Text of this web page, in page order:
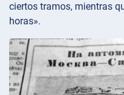
ciertos tramos, mientras
horas».